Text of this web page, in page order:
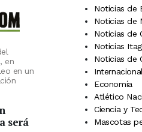
en
en un
será
Noticias de
Noticias de
Noticias de
Noticias
Noticias de
Economía
Atlético
Ciencia y
Mascotas